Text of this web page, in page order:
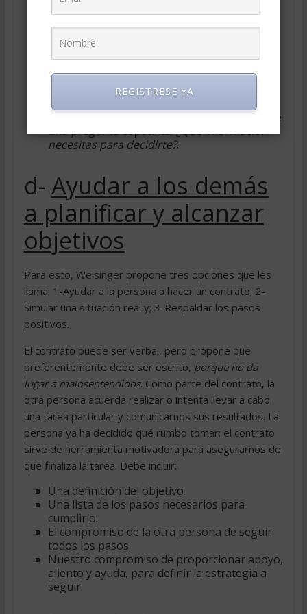
que se siente preparada pero teme que, al
final, se sienta decepcionado; podemos
preguntarle:¿Cuáles son las ventajas y
desventajas del nuevo trabajo
todavía está indeciso; ahora podemos hacerle
una pregunta específica:¿Qué información
necesitas para decidirte?.
d- Ayudar a los demás
a planificar y alcanzar
objetivos
Para esto, Weisinger propone tres opciones que les
llama: 1-Ayudar a la persona a hacer un contrato; 2-
Simular una situación real y; 3-Respaldar los pasos
positivos.
El contrato puede ser verbal, pero propone que
preferentemente debe ser escrito, porque no da
lugar a malosentendidos. Como parte del contrato, la
otra persona acuerda realizar o intenta llevar a cabo
una tarea particular y comunicarnos sus resultados. La
persona ya ha decidido qué rumbo tomar; el contrato
sirve de herramienta motivadora para asegurarnos de
que finaliza la tarea. Debe incluir:
Una definición del objetivo.
Una lista de los pasos necesarios para
cumplirlo.
El compromiso de la otra persona de seguir
todos los pasos.
Nuestro compromiso de proporcionar apoyo,
aliento y ayuda, para definir la estrategia a
seguir.
REGISTRESE YA